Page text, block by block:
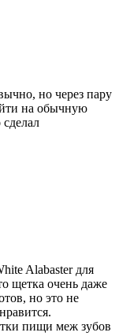
но через пару
на обычную
Alabaster для
щетка очень даже
но это не
пищи меж зубов